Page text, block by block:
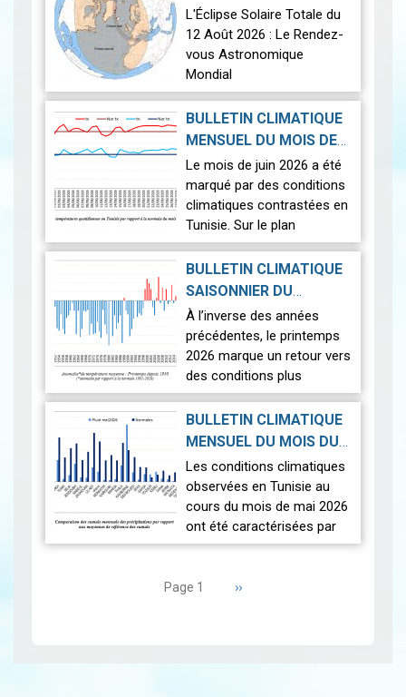
2026|2026-07-21
L'Éclipse Solaire Totale du
12 Août 2026 : Le Rendez-
vous Astronomique
Mondial
Le 12 août 2026, la Terre
connaîtra l'un des
astronomiques les plus
spectaculaires : une…
BULLETIN CLIMATIQUE
MENSUEL DU MOIS DE
JUIN 2026 |2026-07-14
Le mois de juin 2026 a été
marqué par des conditions
climatiques contrastées en
Tunisie. Sur le plan
thermique, des
températures supérieures
aux normales ont été
observées sur l'en…
BULLETIN CLIMATIQUE
SAISONNIER DU
PRINTEMPS 2026|
2026-07-02
À l’inverse des années
précédentes, le printemps
2026 marque un retour vers
des conditions plus
proches de la normale,
avec un léger excédent
thermique de +0,3 °c
Nous r…
BULLETIN CLIMATIQUE
MENSUEL DU MOIS DU
MAI 2026|2026-06-17
Les conditions climatiques
observées en Tunisie au
cours du mois de mai 2026
ont été caractérisées par
des températures proches
répartition spatiale
Page 1 Page
››